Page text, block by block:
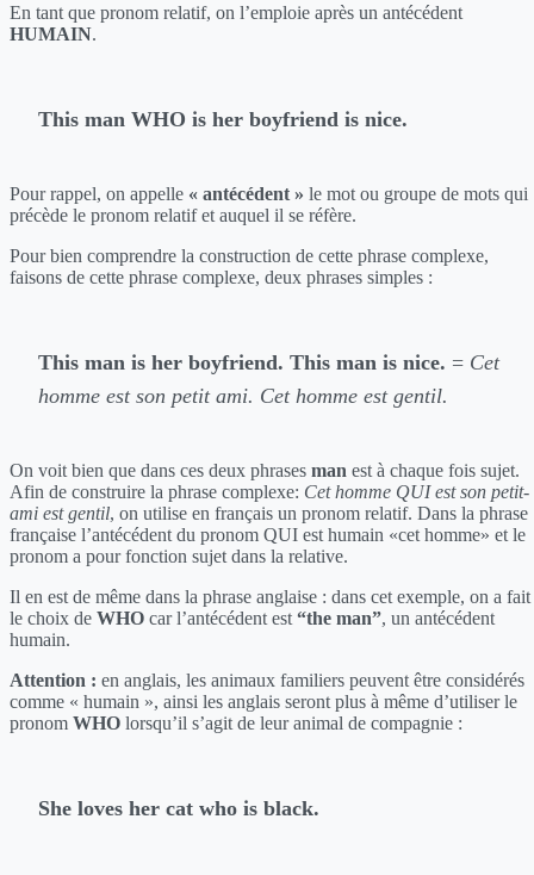
En tant que pronom relatif, on l’emploie après un antécédent
HUMAIN.
This man WHO is her boyfriend is nice.
Pour rappel, on appelle « antécédent » le mot ou groupe de mots qui
précède le pronom relatif et auquel il se réfère.
Pour bien comprendre la construction de cette phrase complexe,
faisons de cette phrase complexe, deux phrases simples :
This man is her boyfriend. This man is nice. = Cet
homme est son petit ami. Cet homme est gentil.
On voit bien que dans ces deux phrases man est à chaque fois sujet.
Afin de construire la phrase complexe: Cet homme QUI est son petit-
ami est gentil, on utilise en français un pronom relatif. Dans la phrase
française l’antécédent du pronom QUI est humain «cet homme» et le
pronom a pour fonction sujet dans la relative.
Il en est de même dans la phrase anglaise : dans cet exemple, on a fait
le choix de WHO car l’antécédent est “the man”, un antécédent
humain.
Attention : en anglais, les animaux familiers peuvent être considérés
comme « humain », ainsi les anglais seront plus à même d’utiliser le
pronom WHO lorsqu’il s’agit de leur animal de compagnie :
She loves her cat who is black.